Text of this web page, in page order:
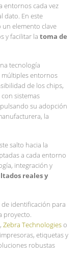
entornos cada vez
dato. En este
elemento clave
y facilitar la toma de
tecnología
múltiples entornos
de los chips,
sistemas
su adopción
la
salto hacia la
a cada entorno
integración y
reales y
identificación para
proyecto.
, Zebra Technologieso
etiquetas y
robustas